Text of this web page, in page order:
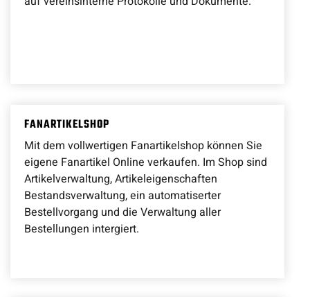
FANARTIKELSHOP
Mit dem vollwertigen Fanartikelshop können Sie
eigene Fanartikel Online verkaufen. Im Shop sind
Artikelverwaltung, Artikeleigenschaften
Bestandsverwaltung, ein automatiserter
Bestellvorgang und die Verwaltung aller
Bestellungen intergiert.